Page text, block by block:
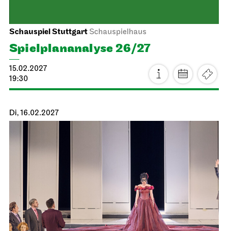
Schauspiel Stuttgart Schauspielhaus
Spiel­plan­analyse 26/27
15.02.2027
19:30
Di, 16.02.2027